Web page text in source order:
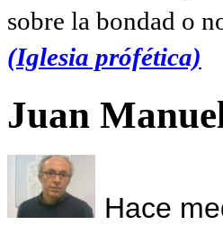
sobre la bondad o
(Iglesia prófética)
Juan
Hace